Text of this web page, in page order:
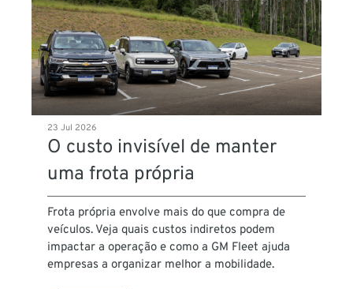
23 Jul 2026
O custo invisível de manter
uma frota própria
Frota própria envolve mais do que compra de
veículos. Veja quais custos indiretos podem
impactar a operação e como a GM Fleet ajuda
empresas a organizar melhor a mobilidade.